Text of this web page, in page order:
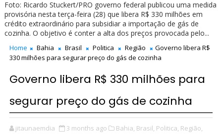
Foto: Ricardo Stuckert/PRO governo federal publicou uma medida
provisória nesta terça-feira (28) que libera R$ 330 milhões em
crédito extraordinário para subsidiar a importação de gás de
cozinha. O objetivo é conter a alta dos preços provocada pelo...
Home Bahia Brasil Politica Região
Governo libera R$
330 milhões para segurar preço do gás de cozinha
Governo libera R$ 330 milhões para
segurar preço do gás de cozinha
jitaunaemdia 3 months ago Bahia, Brasil, Politica, Região,